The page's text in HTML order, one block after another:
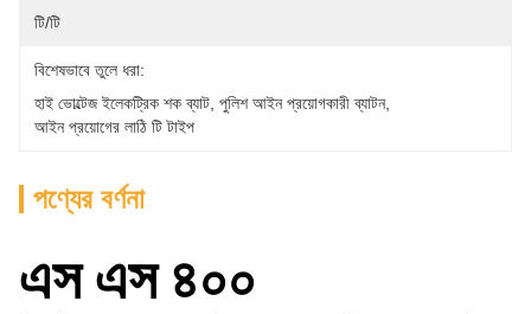
টি/টি
বিশেষভাবে তুলে ধরা:
হাই ভোল্টেজ ইলেকট্রিক শক ব্যাট পুলিশ আইন প্রয়োগকারী ব্যাটন,
আইন প্রয়োগের লাঠি টি টাইপ
পণ্যের বর্ণনা
এস এস ৪০০